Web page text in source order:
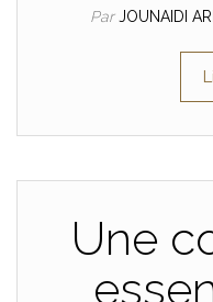
ParJOUNAIDI
Une